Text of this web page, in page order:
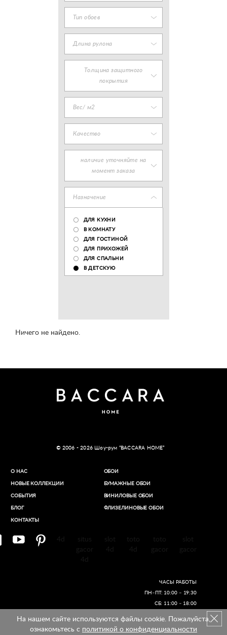
Тип обоев
Длина рулона
Толщина защитного
покрытия
Вес/ м2
Качество
наличие уточняйте на
момент заказа
Назначение
ДЛЯ КУХНИ
В КОМНАТУ
ДЛЯ ГОСТИНОЙ
ДЛЯ ПРИХОЖЕЙ
ДЛЯ СПАЛЬНИ
В ДЕТСКУЮ
Ничего не найдено.
© 2006 - 2026 Шоу-рум “BACCARA HOME”
О НАС
НОВЫЕ КОЛЛЕКЦИИ
СОБЫТИЯ
БЛОГ
КОНТАКТЫ
ОБОИ
БУМАЖНЫЕ ОБОИ
ВИНИЛОВЫЕ ОБОИ​
ФЛИЗЕЛИНОВЫЕ ОБОИ
ЧАСЫ РАБОТЫ
ПН–ПТ: 10:00 – 19:30
СБ: 11:00 – 18:00
Создание сайтов
На нашем сайте используются файлы cookie. Пожалуйста,
ознакомьтесь с политикой о конфиденциальности